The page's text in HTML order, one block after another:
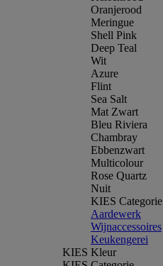
Oranjerood
Meringue
Shell Pink
Deep Teal
Wit
Azure
Flint
Sea Salt
Mat Zwart
Bleu Riviera
Chambray
Ebbenzwart
Multicolour
Rose Quartz
Nuit
KIES Categorie
Aardewerk
Wijnaccessoires
Keukengerei
KIES Kleur